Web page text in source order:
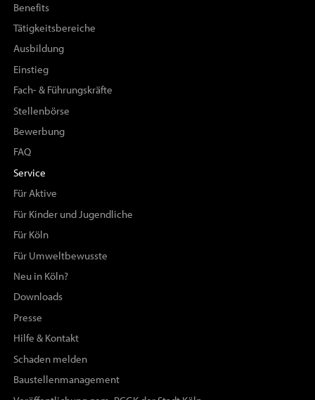
Benefits
Tätigkeitsbereiche
Ausbildung
Einstieg
Fach- & Führungskräfte
Stellenbörse
Bewerbung
FAQ
Service
Für Aktive
Für Kinder und Jugendliche
Für Köln
Für Umweltbewusste
Neu in Köln?
Downloads
Presse
Hilfe & Kontakt
Schaden melden
Baustellenmanagement